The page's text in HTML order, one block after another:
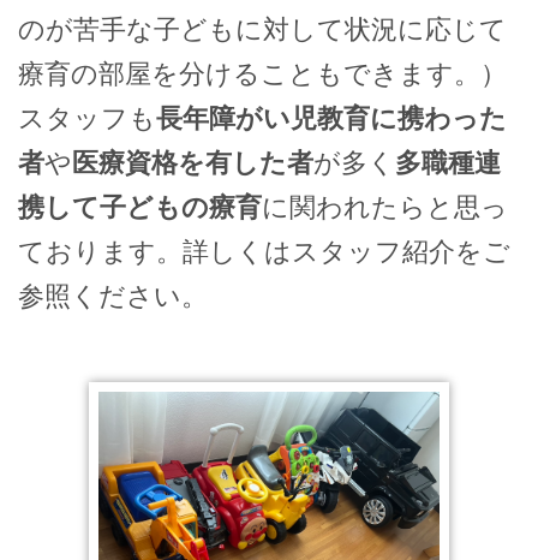
のが苦手な子どもに対して状況に応じて
療育の部屋を分けることもできます。）
スタッフも長年障がい児教育に携わった
者や 医療資格を有した者が多く 多職種連
携して子どもの療育に関われたらと思っ
ております。詳しくはスタッフ紹介をご
参照ください。